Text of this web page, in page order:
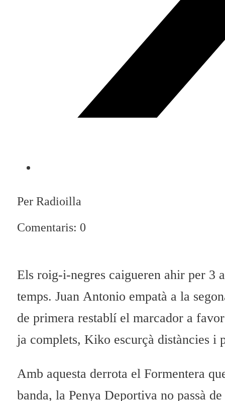
Per Radioilla
Comentaris: 0
Els roig-i-negres caigueren ahir per 3
temps. JuanAntonio empatà a la
de primera restablí el marcador a
ja complets, Kiko escurçà distàncies i
Amb aquesta derrota el Formentera
banda, la Penya Deportiva no passà